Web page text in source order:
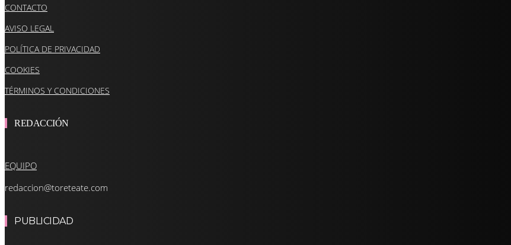
CONTACTO
AVISO LEGAL
POLÍTICA DE PRIVACIDAD
COOKIES
TÉRMINOS Y CONDICIONES
REDACCIÓN
EQUIPO
redaccion@toreteate.com
PUBLICIDAD